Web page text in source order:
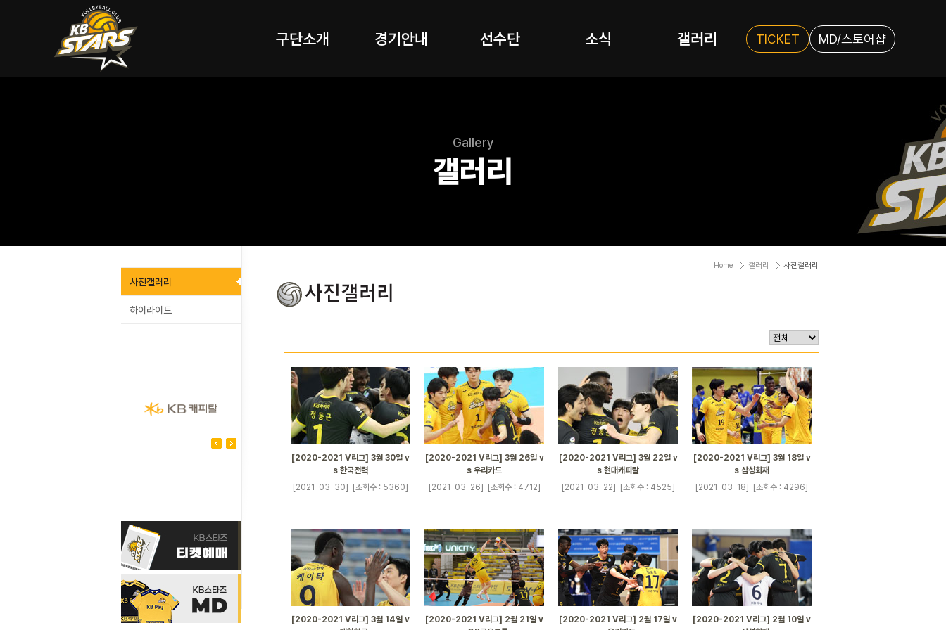
구단소개 경기안내 선수단 소식 갤러리 TICKET MD/스토어샵
사진갤러리
하이라이트
Home 갤러리 사진갤러리
[2020-2021 V리그] 3월 30일 v
s 한국전력
[2021-03-30]
[조회수 : 5360]
[2020-2021 V리그] 3월 26일 v
s 우리카드
[2021-03-26]
[조회수 : 4712]
[2020-2021 V리그] 3월 22일 v
s 현대캐피탈
[2021-03-22]
[조회수 : 4525]
[2020-2021 V리그] 3월 18일 v
s 삼성화재
[2021-03-18]
[조회수 : 4296]
[2020-2021 V리그] 3월 14일 v
[2020-2021 V리그] 2월 21일 v
[2020-2021 V리그] 2월 17일 v
[2020-2021 V리그] 2월 10일 v